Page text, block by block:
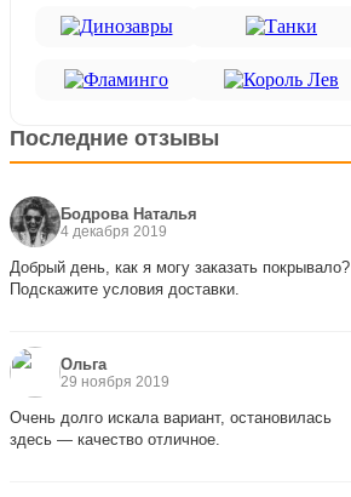
Последние отзывы
Бодрова Наталья
4 декабря 2019
Добрый день, как я могу заказать покрывало?
Подскажите условия доставки.
Ольга
29 ноября 2019
Очень долго искала вариант, остановилась
здесь — качество отличное.